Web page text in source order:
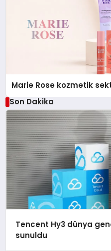
Marie Rose kozmetik
Son Dakika
Tencent Hy3 dünya
sunuldu